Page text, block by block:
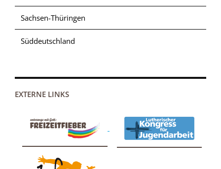
Sachsen-Thüringen
Süddeutschland
EXTERNE LINKS